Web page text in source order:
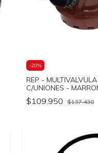
-20%
REP -
C/UNIONES -
$109.950 $137.430